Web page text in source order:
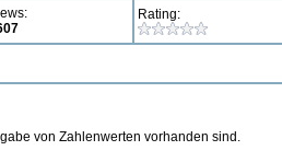
Rating:
von Zahlenwerten vorhanden sind.